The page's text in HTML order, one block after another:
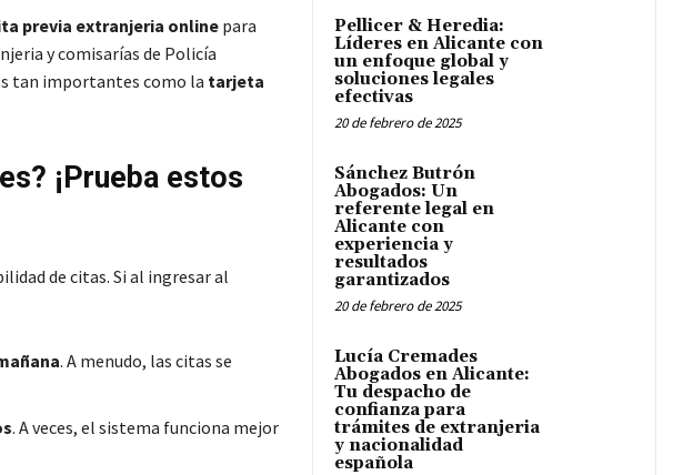
previa extranjeria onlinepara
y comisarías de Policía
tan importantes como la tarjeta
¡Prueba estos
de citas. Si al ingresar al
. A menudo, las citas se
. A veces, el sistema funciona mejor
Pellicer & Heredia:
Líderes en Alicante con
un enfoque global y
soluciones legales
efectivas
20 de febrero de 2025
Sánchez Butrón
Abogados: Un
referente legal en
Alicante con
experiencia y
resultados
garantizados
20 de febrero de 2025
Lucía Cremades
Abogados en Alicante:
Tu despacho de
confianza para
trámites de extranjeria
y nacionalidad
española